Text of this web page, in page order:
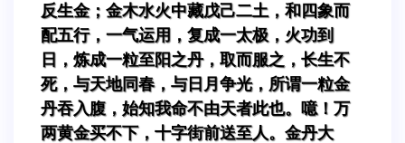
反生金；金木水火中藏戊己二土，和四象而
配五行，一气运用，复成一太极，火功到
日，炼成一粒至阳之丹，取而服之，长生不
死，与天地同春，与日月争光，所谓一粒金
丹吞入腹，始知我命不由天者此也。噫！万
两黄金买不下，十字街前送至人。金丹大